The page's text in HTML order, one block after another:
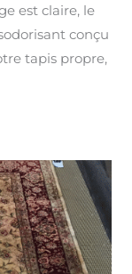
est claire, le
conçu
tapis propre,